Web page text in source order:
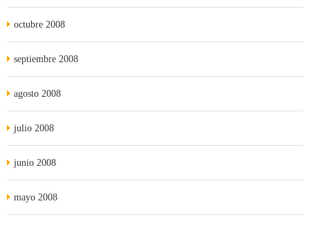
octubre 2008
septiembre 2008
agosto 2008
julio 2008
junio 2008
mayo 2008